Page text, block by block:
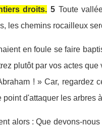
droits. 5 Toute
les chemins rocailleux
en foule se faire
plutôt par vos actes
! » Car, regardez
d'attaquer les arbres
alors : Que devons-nous